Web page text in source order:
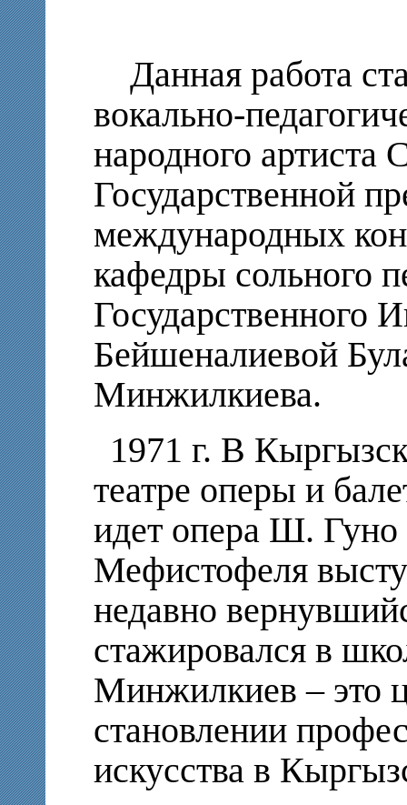
Данная работа
вокально-
народного артиста
Государственной
международных
кафедры сольного
Государственного
Бейшеналиевой
Минжилкиева.
1971 г. В
театре оперы и
идет опера Ш.
Мефистофеля
недавно
стажировался в
Минжилкиев – это
становлении
искусства в